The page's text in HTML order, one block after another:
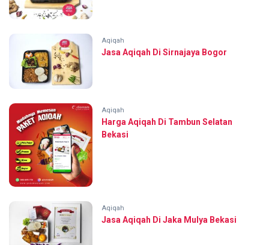
Aqiqah
Jasa Aqiqah Di Sirnajaya Bogor
Aqiqah
Harga Aqiqah Di Tambun Selatan
Bekasi
Aqiqah
Jasa Aqiqah Di Jaka Mulya Bekasi